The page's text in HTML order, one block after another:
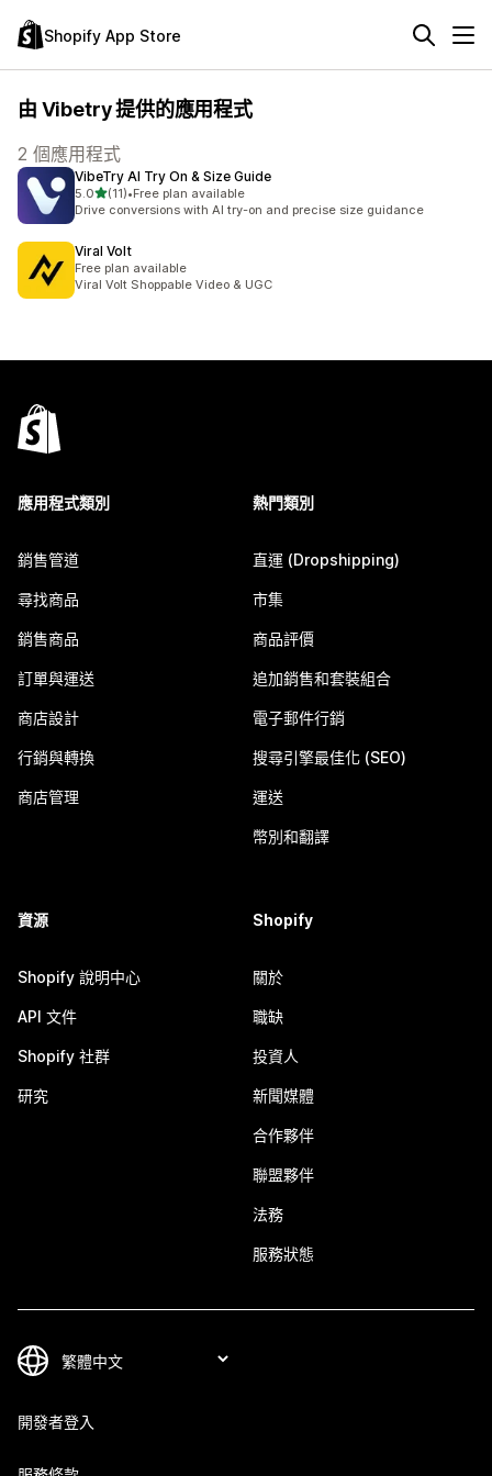
Shopify App Store
由 Vibetry 提供的應用程式
2 個應用程式
VibeTry AI Try On & Size Guide
5.0滿分 5 顆星
(11)
共有 11 則評價
•Free plan available
Drive conversions with AI try-on and precise size guidance
Viral Volt
Free plan available
Viral Volt Shoppable Video & UGC
應用程式類別
銷售管道
尋找商品
銷售商品
訂單與運送
商店設計
行銷與轉換
商店管理
熱門類別
直運 (Dropshipping)
市集
商品評價
追加銷售和套裝組合
電子郵件行銷
搜尋引擎最佳化 (SEO)
運送
幣別和翻譯
資源
Shopify 說明中心
API 文件
Shopify 社群
研究
Shopify
關於
職缺
投資人
新聞媒體
合作夥伴
聯盟夥伴
法務
服務狀態
開發者登入